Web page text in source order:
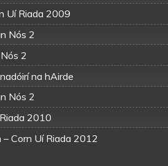
Uí Riada 2009
Nós 2
2
na hAirde
Nós 2
2010
Corn Uí Riada 2012